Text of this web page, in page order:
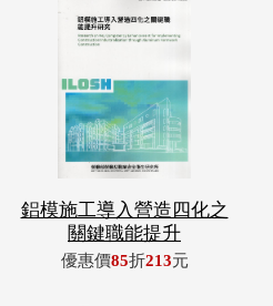
鋁模施工導入營造四化之
關鍵職能提升
優惠價85折213元